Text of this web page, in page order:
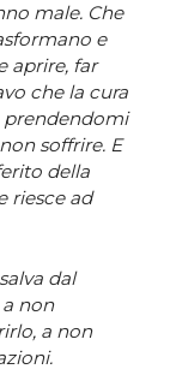
male. Che
e
aprire, far
che la cura
prendendomi
soffrire. E
della
riesce ad
dal
a non
a non